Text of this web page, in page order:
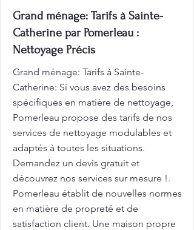
Grand ménage: Tarifs à Sainte-
Catherine par Pomerleau :
Nettoyage Précis
Grand ménage: Tarifs à Sainte-
Catherine: Si vous avez des besoins
spécifiques en matière de nettoyage,
Pomerleau propose des tarifs de nos
services de nettoyage modulables et
adaptés à toutes les situations.
Demandez un devis gratuit et
découvrez nos services sur mesure !.
Pomerleau établit de nouvelles normes
en matière de propreté et de
satisfaction client. Une maison propre